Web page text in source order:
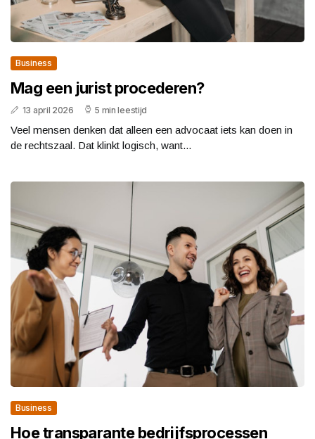
Business
Mag een jurist procederen?
13 april 2026 5 min leestijd
Veel mensen denken dat alleen een advocaat iets kan doen in
de rechtszaal. Dat klinkt logisch, want...
Business
Hoe transparante bedrijfsprocessen